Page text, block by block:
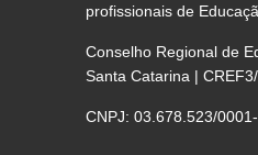
profissionais de
Conselho Regional de
Santa Catarina |
CNPJ: 03.678.523/